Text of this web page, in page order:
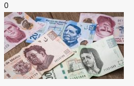
0